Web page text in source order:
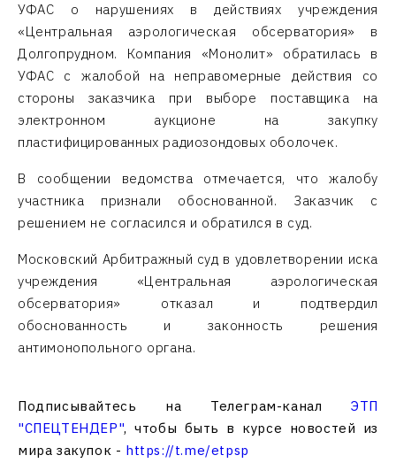
УФАС о нарушениях в действиях учреждения
«Центральная аэрологическая обсерватория» в
Долгопрудном. Компания «Монолит» обратилась в
УФАС с жалобой на неправомерные действия со
стороны заказчика при выборе поставщика на
электронном аукционе на закупку
пластифицированных радиозондовых оболочек.
В сообщении ведомства отмечается, что жалобу
участника признали обоснованной. Заказчик с
решением не согласился и обратился в суд.
Московский Арбитражный суд в удовлетворении иска
учреждения «Центральная аэрологическая
обсерватория» отказал и подтвердил
обоснованность и законность решения
антимонопольного органа.
Подписывайтесь на Телеграм-каналЭТП
"СПЕЦТЕНДЕР", чтобы быть в курсе новостей из
мира закупок - https://t.me/etpsp